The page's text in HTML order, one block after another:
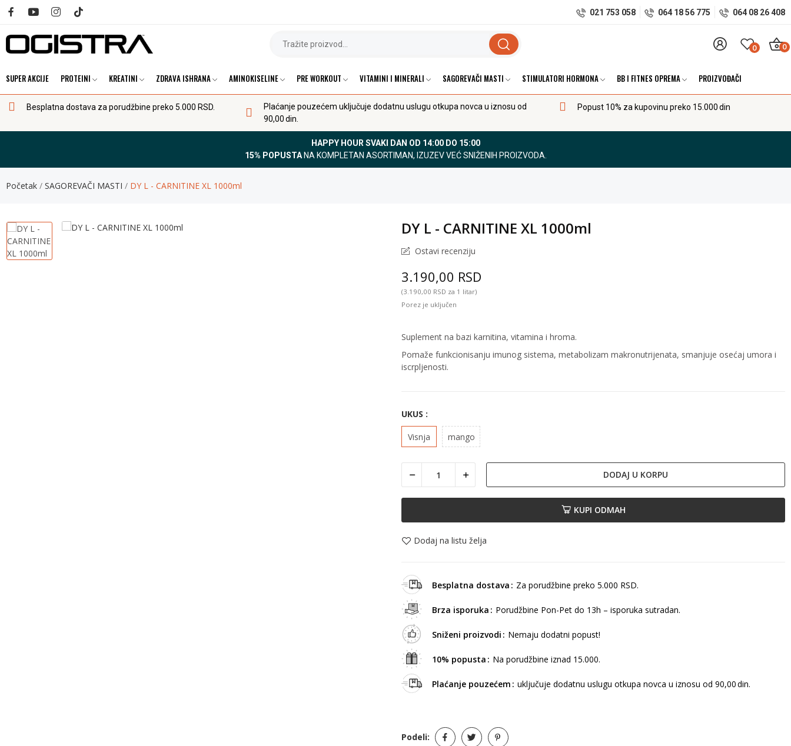
021 753 058 064 18 56 775 064 08 26 408
0 0
SUPER AKCIJE PROTEINI KREATINI ZDRAVA ISHRANA AMINOKISELINE PRE WORKOUT VITAMINI I MINERALI SAGOREVAČI MASTI STIMULATORI HORMONA BB I FITNES OPREMA PROIZVOĐAČI
Besplatna dostava za porudžbine preko 5.000 RSD.
Plaćanje pouzećem uključuje dodatnu uslugu otkupa novca u iznosu od
90,00 din.
Popust 10% za kupovinu preko 15.000 din
HAPPY HOUR SVAKI DAN OD 14:00 DO 15:00
15% POPUSTANA KOMPLETAN ASORTIMAN, IZUZEV VEĆ SNIŽENIH PROIZVODA.
Početak SAGOREVAČI MASTI DY L - CARNITINE XL 1000ml
DY L - CARNITINE XL 1000ml
Ostavi recenziju
3.190,00 RSD
(3.190,00 RSD za 1 litar)
Porez je uključen
Suplement na bazi karnitina, vitamina i hroma.
Pomaže funkcionisanju imunog sistema, metabolizam makronutrijenata, smanjuje osećaj umora i
iscrpljenosti.
UKUS :
Visnja mango
DODAJ U KORPU
KUPI ODMAH
Dodaj na listu želja
Besplatna dostava Za porudžbine preko 5.000 RSD.
Brza isporuka Porudžbine Pon-Pet do 13h – isporuka sutradan.
Sniženi proizvodi Nemaju dodatni popust!
10% popusta Na porudžbine iznad 15.000.
Plaćanje pouzećem uključuje dodatnu uslugu otkupa novca u iznosu od 90,00 din.
Podeli: